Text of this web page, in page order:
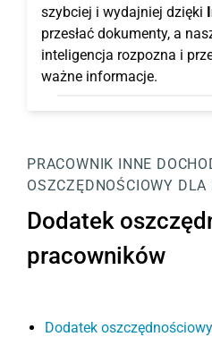
szybciej i wydajniej dzięki
przesłać dokumenty, a
inteligencja rozpozna i
ważne informacje.
PRACOWNIK INNE
OSZCZĘDNOŚCIOWY DLA
Dodatek
pracowników
Dodatek